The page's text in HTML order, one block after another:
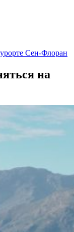
Сен-Флоран
на